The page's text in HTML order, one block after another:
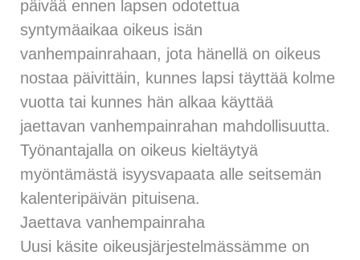
päivää ennen lapsen odotettua
syntymäaikaa oikeus isän
vanhempainrahaan, jota hänellä on oikeus
nostaa päivittäin, kunnes lapsi täyttää kolme
vuotta tai kunnes hän alkaa käyttää
jaettavan vanhempainrahan mahdollisuutta.
Työnantajalla on oikeus kieltäytyä
myöntämästä isyysvapaata alle seitsemän
kalenteripäivän pituisena.
Jaettava vanhempainraha
Uusi käsite oikeusjärjestelmässämme on